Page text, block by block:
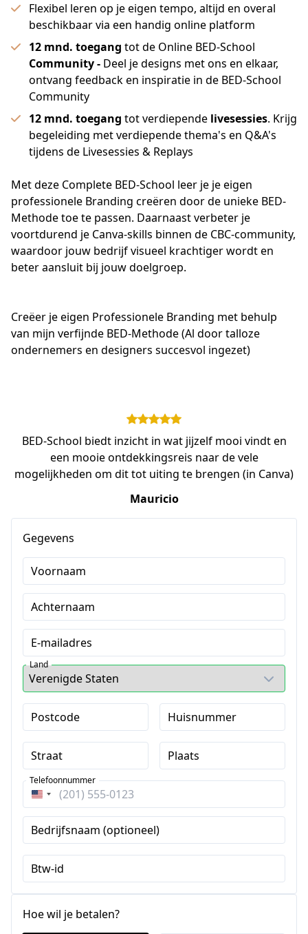
Flexibel leren op je eigen tempo, altijd en overal
beschikbaar via een handig online platform
12 mnd. toegang tot de Online BED-School
Community - Deel je designs met ons en elkaar,
ontvang feedback en inspiratie in de BED-School
Community
12 mnd. toegang tot verdiepende livesessies. Krijg
begeleiding met verdiepende thema's en Q&A's
tijdens de Livesessies & Replays
Met deze Complete BED-School leer je je eigen
professionele Branding creëren door de unieke BED-
Methode toe te passen. Daarnaast verbeter je
voortdurend je Canva-skills binnen de CBC-community,
waardoor jouw bedrijf visueel krachtiger wordt en
beter aansluit bij jouw doelgroep.
Creëer je eigen Professionele Branding met behulp
van mijn verfijnde BED-Methode (Al door talloze
ondernemers en designers succesvol ingezet)
BED-School biedt inzicht in wat jijzelf mooi vindt en
een mooie ontdekkingsreis naar de vele
mogelijkheden om dit tot uiting te brengen (in Canva)
Mauricio
Gegevens
Voornaam
Achternaam
E-mailadres
Land
Postcode Huisnummer
Straat Plaats
Verenigde
Staten
+1
Telefoonnummer
Bedrijfsnaam (optioneel)
Btw-id
Hoe wil je betalen?